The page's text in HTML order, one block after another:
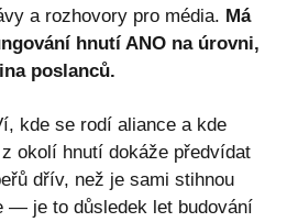
a rozhovory pro média. Má
hnutí ANO na úrovni,
poslanců.
kde se rodí aliance a kde
okolí hnutí dokáže předvídat
dřív, než je sami stihnou
— je to důsledek let budování